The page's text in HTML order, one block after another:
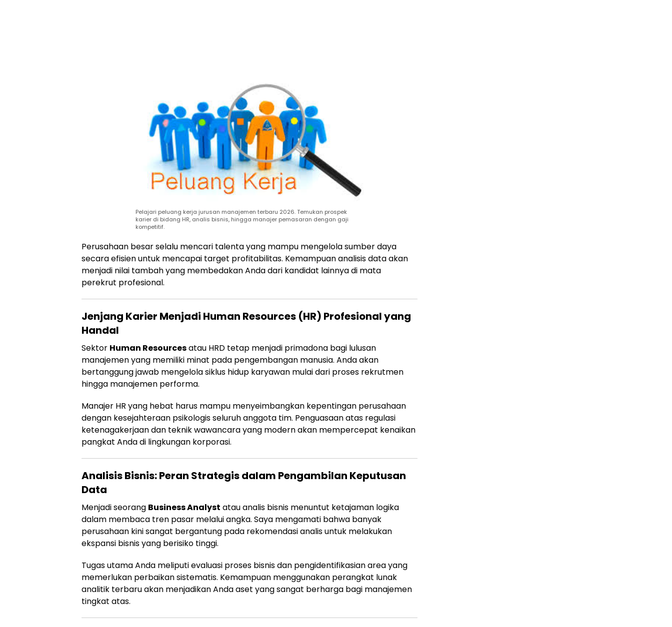
Pelajari peluang kerja jurusan manajemen terbaru 2026. Temukan prospek
karier di bidang HR, analis bisnis, hingga manajer pemasaran dengan gaji
kompetitif.
Perusahaan besar selalu mencari talenta yang mampu mengelola sumber daya
secara efisien untuk mencapai target profitabilitas. Kemampuan analisis data akan
menjadi nilai tambah yang membedakan Anda dari kandidat lainnya di mata
perekrut profesional.
Jenjang Karier Menjadi Human Resources (HR) Profesional yang
Handal
Sektor Human Resourcesatau HRD tetap menjadi primadona bagi lulusan
manajemen yang memiliki minat pada pengembangan manusia. Anda akan
bertanggung jawab mengelola siklus hidup karyawan mulai dari proses rekrutmen
hingga manajemen performa.
Manajer HR yang hebat harus mampu menyeimbangkan kepentingan perusahaan
dengan kesejahteraan psikologis seluruh anggota tim. Penguasaan atas regulasi
ketenagakerjaan dan teknik wawancara yang modern akan mempercepat kenaikan
pangkat Anda di lingkungan korporasi.
Analisis Bisnis: Peran Strategis dalam Pengambilan Keputusan
Data
Menjadi seorang Business Analyst atau analis bisnis menuntut ketajaman logika
dalam membaca tren pasar melalui angka. Saya mengamati bahwa banyak
perusahaan kini sangat bergantung pada rekomendasi analis untuk melakukan
ekspansi bisnis yang berisiko tinggi.
Tugas utama Anda meliputi evaluasi proses bisnis dan pengidentifikasian area yang
memerlukan perbaikan sistematis. Kemampuan menggunakan perangkat lunak
analitik terbaru akan menjadikan Anda aset yang sangat berharga bagi manajemen
tingkat atas.